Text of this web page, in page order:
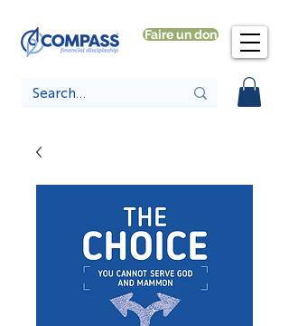
Faire un don